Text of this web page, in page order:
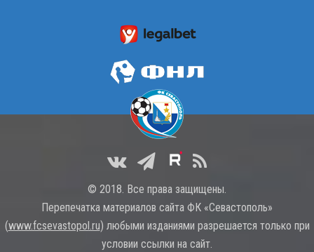
© 2018. Все права защищены.
Перепечатка материалов сайта ФК «Севастополь»
(www.fcsevastopol.ru) любыми изданиями разрешается только при
условии ссылки на сайт.